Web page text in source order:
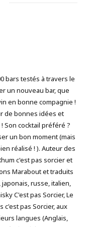
bars testés à travers le
un nouveau bar, que
en bonne compagnie !
de bonnes idées et
Son cocktail préféré ?
un bon moment (mais
réalisé ! ). Auteur des
c'est pas sorcier et
Marabout et traduits
russe, italien,
C'est pas Sorcier, Le
c'est pas Sorcier, aux
langues (Anglais,